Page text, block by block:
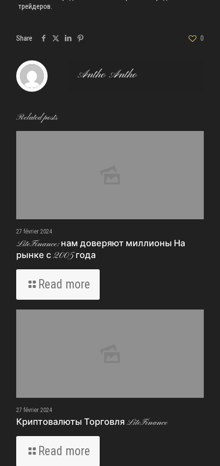
трейдеров.
Share 0
Antho Antho
Related posts
27 février 2024
LiteFinance: нам доверяют миллионы На
рынке с 2005 года
Read more
27 février 2024
Криптовалюты Торговля LiteFinance
Read more